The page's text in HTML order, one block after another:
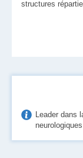
structures
Leader dans
neurologiques